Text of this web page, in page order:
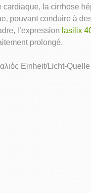
la cirrhose
pouvant conduire à
l’expression lasilix
prolongé.
Einheit/Licht-